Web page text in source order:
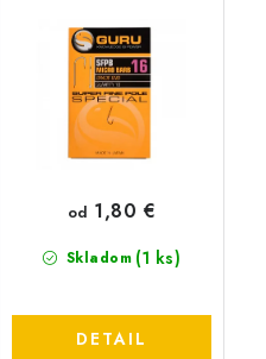
Skladom (1 ks)
od 1,80 €
DETAIL